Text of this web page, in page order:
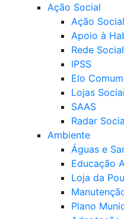
Ação Social
Ação Social
Apoio à
Rede Social
IPSS
Elo Comum
Lojas
SAAS
Radar
Ambiente
Águas e
Educação
Loja da
Plano